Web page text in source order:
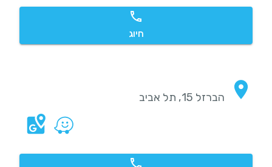
חיוג
הברזל 15, תל אביב